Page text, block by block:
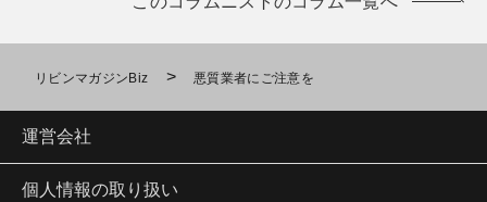
リビンマガジンBiz > 悪質業者にご注意を
運営会社
個人情報の取り扱い